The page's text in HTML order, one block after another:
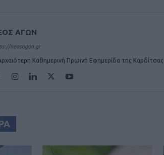
ΑΓΩΝ
neosagon.gr
Καθημερινή Πρωινή Εφημερίδα της Καρδίτσας